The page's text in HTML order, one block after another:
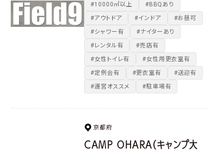
#10000㎡以上
#BBQあり
#アウトドア
#インドア
#お昼可
#シャワー有
#ナイターあり
#レンタル有
#売店有
#女性トイレ有
#女性用更衣室有
#定例会有
#更衣室有
#送迎有
#運営オススメ
#駐車場有
京都府
CAMP OHARA（キャンプ大